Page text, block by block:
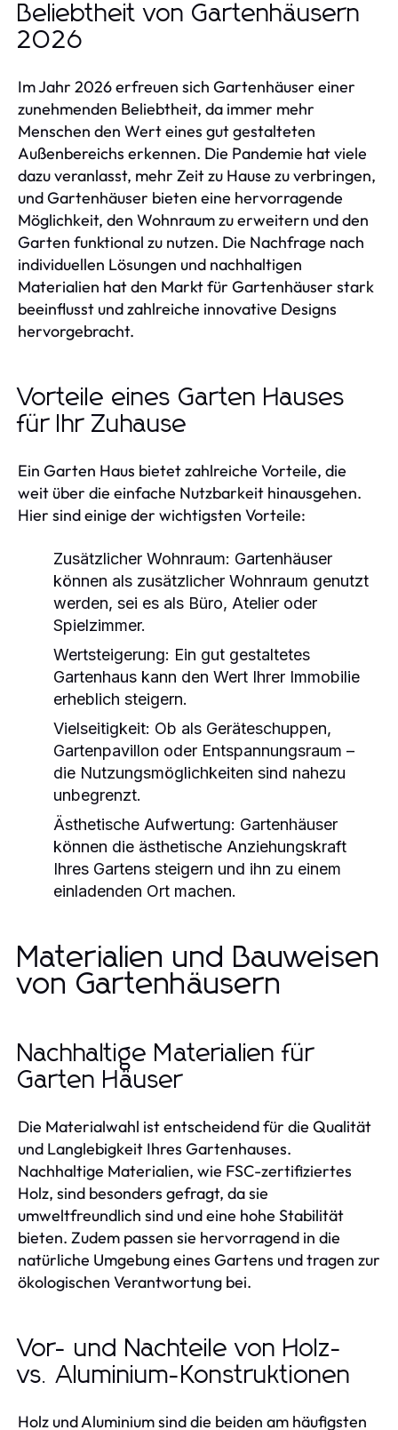
Beliebtheit von Gartenhäusern
2026
Im Jahr 2026 erfreuen sich Gartenhäuser einer
zunehmenden Beliebtheit, da immer mehr
Menschen den Wert eines gut gestalteten
Außenbereichs erkennen. Die Pandemie hat viele
dazu veranlasst, mehr Zeit zu Hause zu verbringen,
und Gartenhäuser bieten eine hervorragende
Möglichkeit, den Wohnraum zu erweitern und den
Garten funktional zu nutzen. Die Nachfrage nach
individuellen Lösungen und nachhaltigen
Materialien hat den Markt für Gartenhäuser stark
beeinflusst und zahlreiche innovative Designs
hervorgebracht.
Vorteile eines Garten Hauses
für Ihr Zuhause
Ein Garten Haus bietet zahlreiche Vorteile, die
weit über die einfache Nutzbarkeit hinausgehen.
Hier sind einige der wichtigsten Vorteile:
Zusätzlicher Wohnraum: Gartenhäuser
können als zusätzlicher Wohnraum genutzt
werden, sei es als Büro, Atelier oder
Spielzimmer.
Wertsteigerung: Ein gut gestaltetes
Gartenhaus kann den Wert Ihrer Immobilie
erheblich steigern.
Vielseitigkeit: Ob als Geräteschuppen,
Gartenpavillon oder Entspannungsraum –
die Nutzungsmöglichkeiten sind nahezu
unbegrenzt.
Ästhetische Aufwertung: Gartenhäuser
können die ästhetische Anziehungskraft
Ihres Gartens steigern und ihn zu einem
einladenden Ort machen.
Materialien und Bauweisen
von Gartenhäusern
Nachhaltige Materialien für
Garten Häuser
Die Materialwahl ist entscheidend für die Qualität
und Langlebigkeit Ihres Gartenhauses.
Nachhaltige Materialien, wie FSC-zertifiziertes
Holz, sind besonders gefragt, da sie
umweltfreundlich sind und eine hohe Stabilität
bieten. Zudem passen sie hervorragend in die
natürliche Umgebung eines Gartens und tragen zur
ökologischen Verantwortung bei.
Vor- und Nachteile von Holz-
vs. Aluminium-Konstruktionen
Holz und Aluminium sind die beiden am häufigsten